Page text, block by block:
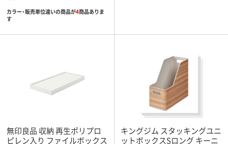
カラー・販売単位違いの商品が4商品ありま
す
無印良品 収納 再生ポリプロ
ピレン入り ファイルボックス
キングジム スタッキングユニ
ットボックスSロング キーニ